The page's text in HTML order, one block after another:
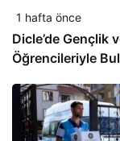
1 hafta önce
Dicle’de Gençlik
Öğrencileriyle